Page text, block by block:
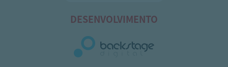
DESENVOLVIMENTO